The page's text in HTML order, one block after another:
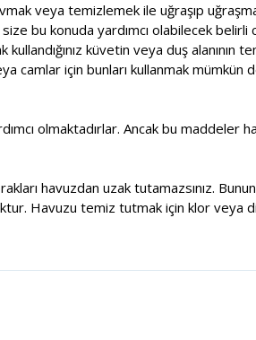
veya temizlemek ile uğraşıp
bu konuda yardımcı olabilecek
küvetin veya duş alanının
camlar için bunları kullanmak mümkün
olmaktadırlar. Ancak bu maddeler
havuzdan uzak tutamazsınız.
Havuzu temiz tutmak için klor veya